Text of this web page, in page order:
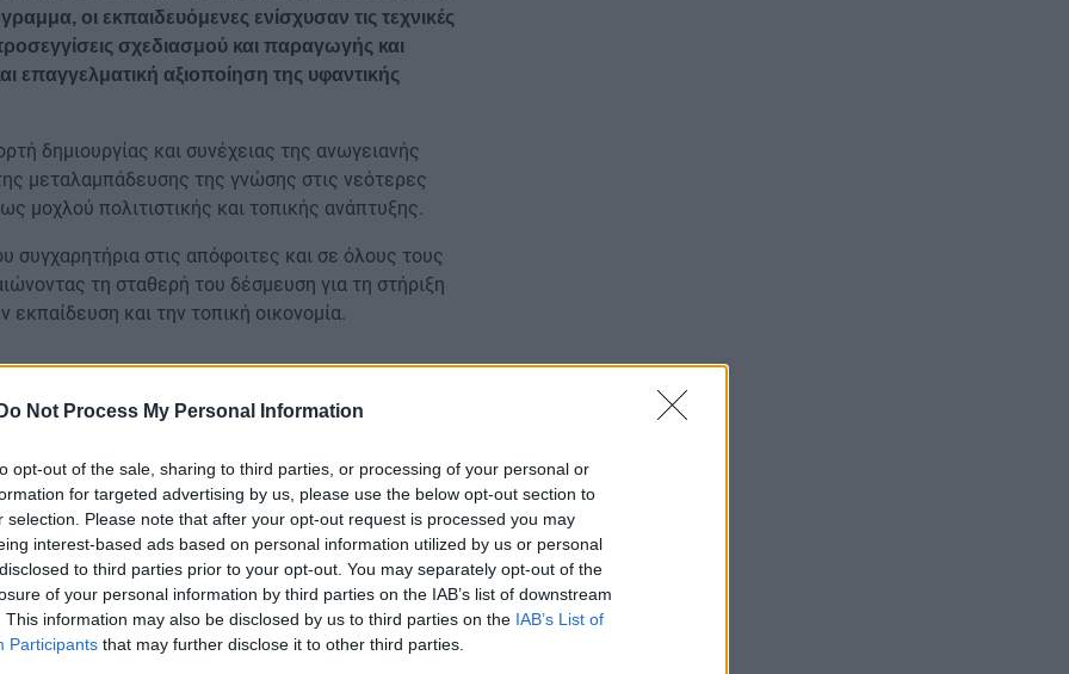
Do Not Process My Personal Information
opt-out of the sale, sharing to third parties, or processing of your personal or
for targeted advertising by us, please use the below opt-out section to
selection. Please note that after your opt-out request is processed you may
interest-based ads based on personal information utilized by us or personal
to third parties prior to your opt-out. You may separately opt-out of the
of your personal information by third parties on the IAB’s list of downstream
This information may also be disclosed by us to third parties on the IAB’s List of
Participants that may further disclose it to other third parties.
οι εκπαιδευόμενες ενίσχυσαν τις τεχνικές
σχεδιασμού και παραγωγής και
επαγγελματική αξιοποίηση της υφαντικής
δημιουργίας και συνέχειας της ανωγειανής
μεταλαμπάδευσης της γνώσης στις νεότερες
μοχλού πολιτιστικής και τοπικής ανάπτυξης.
στις απόφοιτες και σε όλους τους
τη σταθερή του δέσμευση για τη στήριξη
και την τοπική οικονομία.
για τα προϊόντα της Σαρακοστής